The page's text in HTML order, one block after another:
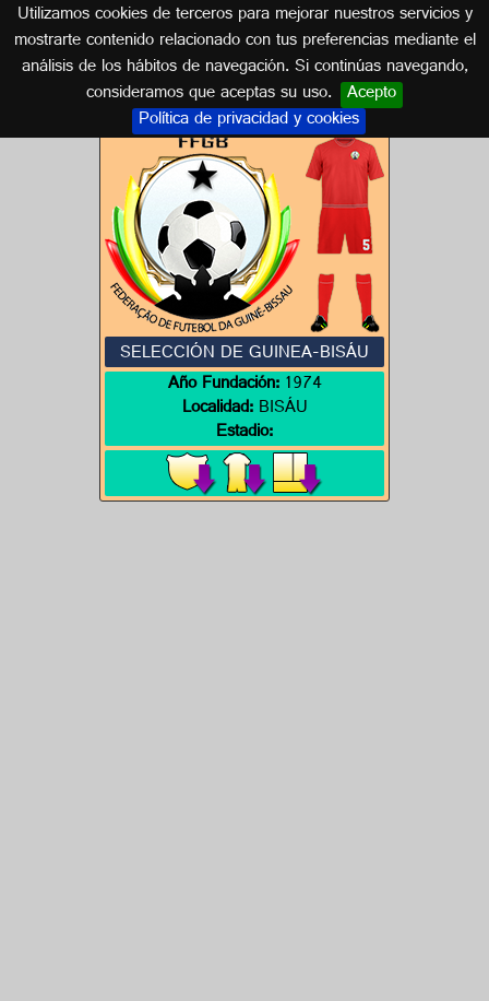
Utilizamos cookies de terceros para mejorar nuestros servicios y
mostrarte contenido relacionado con tus preferencias mediante el
análisis de los hábitos de navegación. Si continúas navegando,
consideramos que aceptas su uso. Acepto
Política de privacidad y cookies
Escudos de GUINEA-BISSAU
GUINEA-BISSAU
SELECCIÓN DE GUINEA-BISÁU
Año Fundación:1974
Localidad:BISÁU
Estadio: